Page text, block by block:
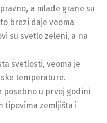
a mlade grane su
brezi daje veoma
su svetlo zeleni, a na
svetlosti, veoma je
temperature.
posebno u prvoj godini
tipovima zemljišta i